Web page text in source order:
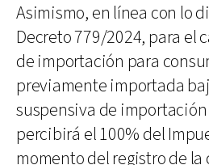
Asimismo, en línea con lo
Decreto 779/2024, para el
de importación para
previamente importada
suspensiva de
percibirá el 100% del
momento del registro de